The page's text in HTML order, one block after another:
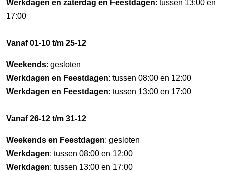
Werkdagen en zaterdag en Feestdagen: tussen 13:00 en
17:00
Vanaf 01-10 t/m 25-12
Weekends: gesloten
Werkdagen en Feestdagen: tussen 08:00 en 12:00
Werkdagen en Feestdagen: tussen 13:00 en 17:00
Vanaf 26-12 t/m 31-12
Weekends en Feestdagen: gesloten
Werkdagen: tussen 08:00 en 12:00
Werkdagen: tussen 13:00 en 17:00